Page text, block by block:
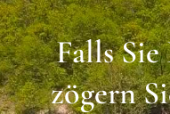
Falls Sie
zögern